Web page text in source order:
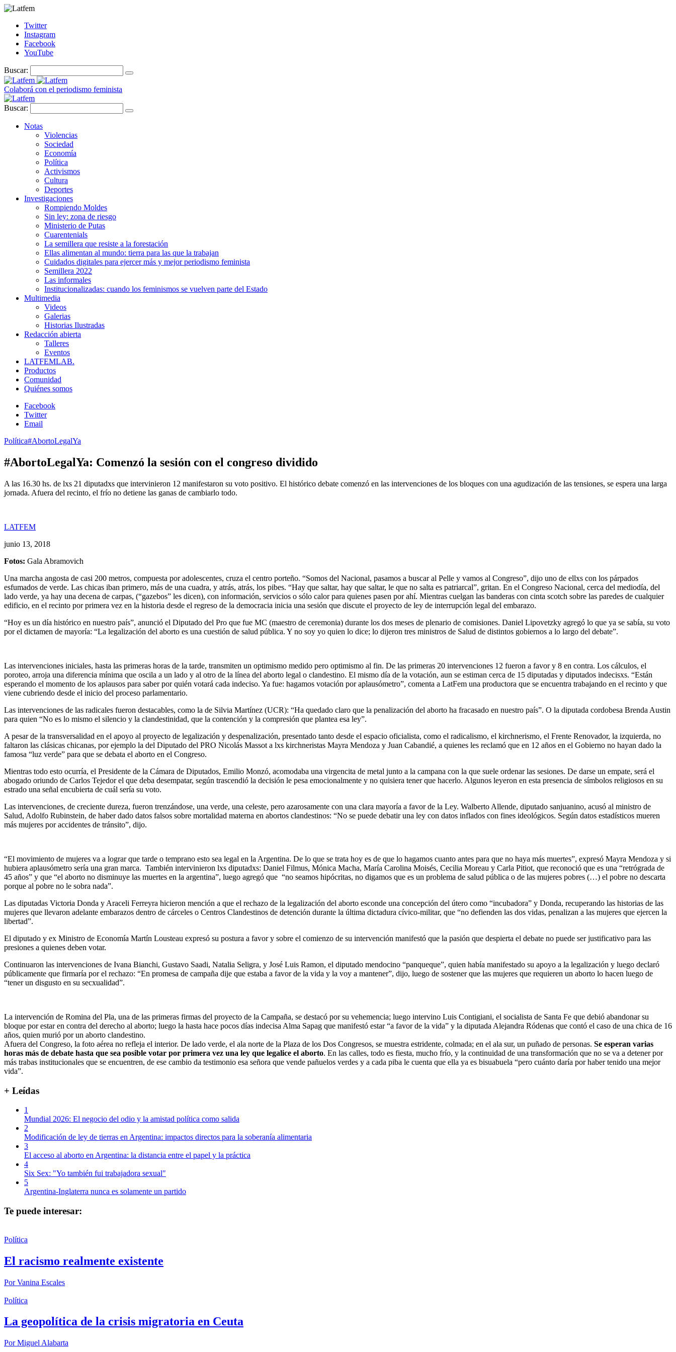
Twitter
Instagram
Facebook
YouTube
Buscar:
Colaborá con el periodismo feminista
Buscar:
Notas
Violencias
Sociedad
Economía
Política
Activismos
Cultura
Deportes
Investigaciones
Rompiendo Moldes
Sin ley: zona de riesgo
Ministerio de Putas
Cuarentenials
La semillera que resiste a la forestación
Ellas alimentan al mundo: tierra para las que la trabajan
Cuidados digitales para ejercer más y mejor periodismo feminista
Semillera 2022
Las informales
Institucionalizadas: cuando los feminismos se vuelven parte del Estado
Multimedia
Videos
Galerias
Historias Ilustradas
Redacción abierta
Talleres
Eventos
LATFEMLAB.
Productos
Comunidad
Quiénes somos
Facebook
Twitter
Email
Política#AbortoLegalYa
#AbortoLegalYa: Comenzó la sesión con el congreso dividido
A las 16.30 hs. de lxs 21 diputadxs que intervinieron 12 manifestaron su voto positivo. El histórico debate comenzó en las intervenciones de los bloques con una agudización de las tensiones, se espera una larga
jornada. Afuera del recinto, el frío no detiene las ganas de cambiarlo todo.
LATFEM
junio 13, 2018
Fotos: Gala Abramovich
Una marcha angosta de casi 200 metros, compuesta por adolescentes, cruza el centro porteño. “Somos del Nacional, pasamos a buscar al Pelle y vamos al Congreso”, dijo uno de ellxs con los párpados
esfumados de verde. Las chicas iban primero, más de una cuadra, y atrás, atrás, los pibes. “Hay que saltar, hay que saltar, le que no salta es patriarcal”, gritan. En el Congreso Nacional, cerca del mediodía, del
lado verde, ya hay una decena de carpas, (“gazebos” les dicen), con información, servicios o sólo calor para quienes pasen por ahí. Mientras cuelgan las banderas con cinta scotch sobre las paredes de cualquier
edificio, en el recinto por primera vez en la historia desde el regreso de la democracia inicia una sesión que discute el proyecto de ley de interrupción legal del embarazo.
“Hoy es un día histórico en nuestro país”, anunció el Diputado del Pro que fue MC (maestro de ceremonia) durante los dos meses de plenario de comisiones. Daniel Lipovetzky agregó lo que ya se sabía, su voto
por el dictamen de mayoría: “La legalización del aborto es una cuestión de salud pública. Y no soy yo quien lo dice; lo dijeron tres ministros de Salud de distintos gobiernos a lo largo del debate”.
Las intervenciones iniciales, hasta las primeras horas de la tarde, transmiten un optimismo medido pero optimismo al fin. De las primeras 20 intervenciones 12 fueron a favor y 8 en contra. Los cálculos, el
poroteo, arroja una diferencia mínima que oscila a un lado y al otro de la línea del aborto legal o clandestino. El mismo día de la votación, aun se estiman cerca de 15 diputadas y diputados indecisxs. “Están
esperando el momento de los aplausos para saber por quién votará cada indeciso. Ya fue: hagamos votación por aplausómetro”, comenta a LatFem una productora que se encuentra trabajando en el recinto y que
viene cubriendo desde el inicio del proceso parlamentario.
Las intervenciones de las radicales fueron destacables, como la de Silvia Martínez (UCR): “Ha quedado claro que la penalización del aborto ha fracasado en nuestro país”. O la diputada cordobesa Brenda Austin
para quien “No es lo mismo el silencio y la clandestinidad, que la contención y la compresión que plantea esa ley”.
A pesar de la transversalidad en el apoyo al proyecto de legalización y despenalización, presentado tanto desde el espacio oficialista, como el radicalismo, el kirchnerismo, el Frente Renovador, la izquierda, no
faltaron las clásicas chicanas, por ejemplo la del Diputado del PRO Nicolás Massot a lxs kirchneristas Mayra Mendoza y Juan Cabandié, a quienes les reclamó que en 12 años en el Gobierno no hayan dado la
famosa “luz verde” para que se debata el aborto en el Congreso.
Mientras todo esto ocurría, el Presidente de la Cámara de Diputados, Emilio Monzó, acomodaba una virgencita de metal junto a la campana con la que suele ordenar las sesiones. De darse un empate, será el
abogado oriundo de Carlos Tejedor el que deba desempatar, según trascendió la decisión le pesa emocionalmente y no quisiera tener que hacerlo. Algunos leyeron en esta presencia de símbolos religiosos en su
estrado una señal encubierta de cuál sería su voto.
Las intervenciones, de creciente dureza, fueron trenzándose, una verde, una celeste, pero azarosamente con una clara mayoría a favor de la Ley. Walberto Allende, diputado sanjuanino, acusó al ministro de
Salud, Adolfo Rubinstein, de haber dado datos falsos sobre mortalidad materna en abortos clandestinos: “No se puede debatir una ley con datos inflados con fines ideológicos. Según datos estadísticos mueren
más mujeres por accidentes de tránsito”, dijo.
“El movimiento de mujeres va a lograr que tarde o temprano esto sea legal en la Argentina. De lo que se trata hoy es de que lo hagamos cuanto antes para que no haya más muertes”, expresó Mayra Mendoza y si
hubiera aplausómetro sería una gran marca. También intervinieron lxs diputadxs: Daniel Filmus, Mónica Macha, María Carolina Moisés, Cecilia Moreau y Carla Pitiot, que reconoció que es una “retrógrada de
45 años” y que “el aborto no disminuye las muertes en la argentina”, luego agregó que “no seamos hipócritas, no digamos que es un problema de salud pública o de las mujeres pobres (…) el pobre no descarta
porque al pobre no le sobra nada”.
Las diputadas Victoria Donda y Araceli Ferreyra hicieron mención a que el rechazo de la legalización del aborto esconde una concepción del útero como “incubadora” y Donda, recuperando las historias de las
mujeres que llevaron adelante embarazos dentro de cárceles o Centros Clandestinos de detención durante la última dictadura cívico-militar, que “no defienden las dos vidas, penalizan a las mujeres que ejercen la
libertad”.
El diputado y ex Ministro de Economía Martín Lousteau expresó su postura a favor y sobre el comienzo de su intervención manifestó que la pasión que despierta el debate no puede ser justificativo para las
presiones a quienes deben votar.
Continuaron las intervenciones de Ivana Bianchi, Gustavo Saadi, Natalia Seligra, y José Luis Ramon, el diputado mendocino “panqueque”, quien había manifestado su apoyo a la legalización y luego declaró
públicamente que firmaría por el rechazo: “En promesa de campaña dije que estaba a favor de la vida y la voy a mantener”, dijo, luego de sostener que las mujeres que requieren un aborto lo hacen luego de
“tener un disgusto en su secxualidad”.
La intervención de Romina del Pla, una de las primeras firmas del proyecto de la Campaña, se destacó por su vehemencia; luego intervino Luis Contigiani, el socialista de Santa Fe que debió abandonar su
bloque por estar en contra del derecho al aborto; luego la hasta hace pocos días indecisa Alma Sapag que manifestó estar “a favor de la vida” y la diputada Alejandra Ródenas que contó el caso de una chica de 16
años, quien murió por un aborto clandestino.
Afuera del Congreso, la foto aérea no refleja el interior. De lado verde, el ala norte de la Plaza de los Dos Congresos, se muestra estridente, colmada; en el ala sur, un puñado de personas. Se esperan varias
horas más de debate hasta que sea posible votar por primera vez una ley que legalice el aborto. En las calles, todo es fiesta, mucho frío, y la continuidad de una transformación que no se va a detener por
más trabas institucionales que se encuentren, de ese cambio da testimonio esa señora que vende pañuelos verdes y a cada piba le cuenta que ella ya es bisuabuela “pero cuánto daría por haber tenido una mejor
vida”.
+ Leídas
1
Mundial 2026: El negocio del odio y la amistad política como salida
2
Modificación de ley de tierras en Argentina: impactos directos para la soberanía alimentaria
3
El acceso al aborto en Argentina: la distancia entre el papel y la práctica
4
Six Sex: "Yo también fui trabajadora sexual"
5
Argentina-Inglaterra nunca es solamente un partido
Te puede interesar:
Política
El racismo realmente existente
PorVanina Escales
Política
La geopolítica de la crisis migratoria en Ceuta
PorMiguel Alabarta